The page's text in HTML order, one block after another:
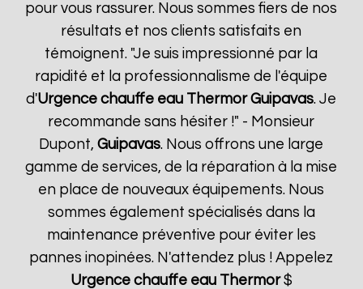
pour vous rassurer. Nous sommes fiers de nos
résultats et nos clients satisfaits en
témoignent. "Je suis impressionné par la
rapidité et la professionnalisme de l'équipe
d'Urgence chauffe eau Thermor Guipavas. Je
recommande sans hésiter !" - Monsieur
Dupont,Guipavas. Nous offrons une large
gamme de services, de la réparation à la mise
en place de nouveaux équipements. Nous
sommes également spécialisés dans la
maintenance préventive pour éviter les
pannes inopinées. N'attendez plus ! Appelez
Urgence chauffe eau Thermor$